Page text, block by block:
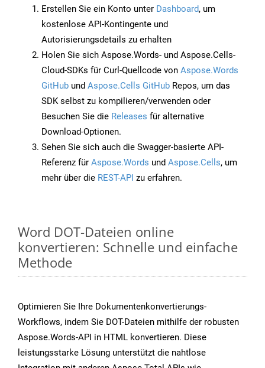
Erstellen Sie ein Konto unter Dashboard, um
kostenlose API-Kontingente und
Autorisierungsdetails zu erhalten
Holen Sie sich Aspose.Words- und Aspose.Cells-
Cloud-SDKs für Curl-Quellcode von Aspose.Words
GitHub und Aspose.Cells GitHub Repos, um das
SDK selbst zu kompilieren/verwenden oder
Besuchen Sie die Releases für alternative
Download-Optionen.
Sehen Sie sich auch die Swagger-basierte API-
Referenz für Aspose.Words und Aspose.Cells, um
mehr über die REST-API zu erfahren.
Word DOT-Dateien online
konvertieren: Schnelle und einfache
Methode
Optimieren Sie Ihre Dokumentenkonvertierungs-
Workflows, indem Sie DOT-Dateien mithilfe der robusten
Aspose.Words-API in HTML konvertieren. Diese
leistungsstarke Lösung unterstützt die nahtlose